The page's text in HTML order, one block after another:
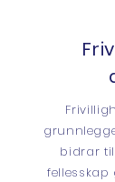
bidrar